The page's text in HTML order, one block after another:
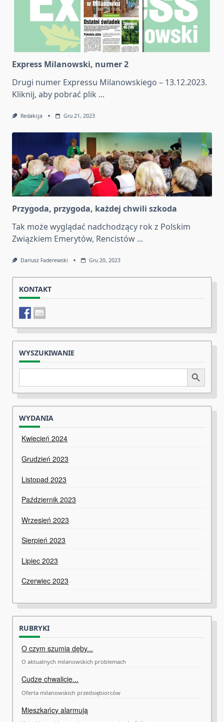
Express Milanowski, numer 2
Drugi numer Expressu Milanowskiego – 13.12.2023.
Kliknij, aby pobrać plik ...
Redakcja Gru 21, 2023
Przygoda, przygoda, każdej chwili szkoda
Tak może wyglądać nadchodzący rok z Polskim
Związkiem Emerytów, Rencistów ...
Dariusz Faderewski Gru 20, 2023
KONTAKT
WYSZUKIWANIE
Search
Search Button
WYDANIA
Kwiecień 2024
Grudzień 2023
Listopad 2023
Październik 2023
Wrzesień 2023
Sierpień 2023
Lipiec 2023
Czerwiec 2023
RUBRYKI
O czym szumią dęby...
O aktualnych milanowskich problemach
Cudze chwalicie...
Oferta milanowskich przedsiębiorców
Mieszkańcy alarmują